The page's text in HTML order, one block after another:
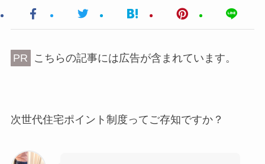
PR こちらの記事には広告が含まれています。
次世代住宅ポイント制度ってご存知ですか？